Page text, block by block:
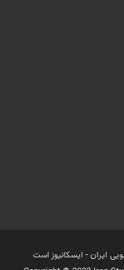
ایران - ایسکانیوز است